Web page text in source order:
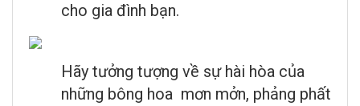
cho gia đình bạn.
Hãy tưởng tượng về sự hài hòa của
những bông hoa mơn mởn, phảng phất